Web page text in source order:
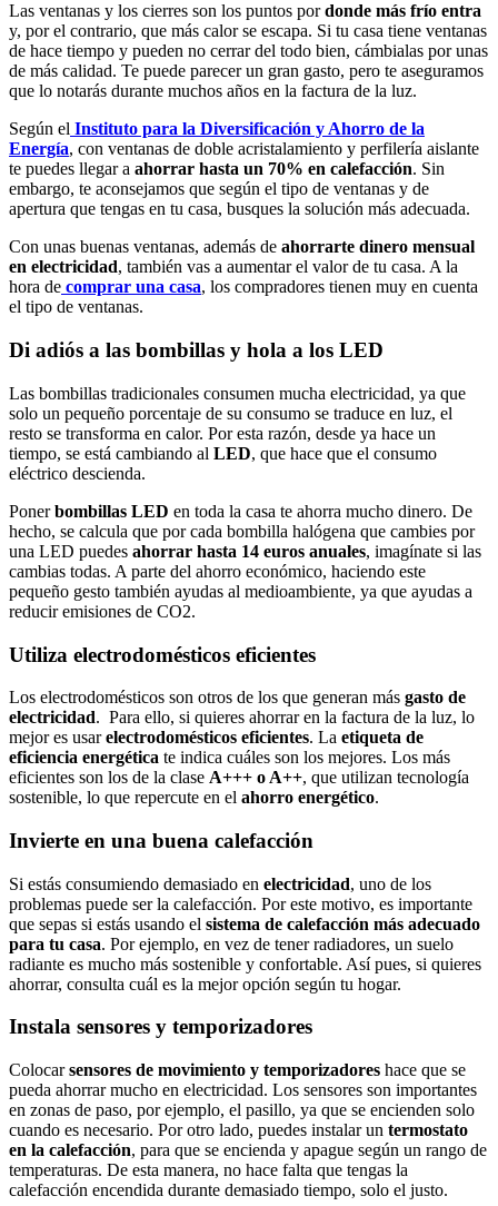
Las ventanas y los cierres son los puntos pordonde más frío entra
y, por el contrario, que más calor se escapa. Si tu casa tiene ventanas
de hace tiempo y pueden no cerrar del todo bien, cámbialas por unas
de más calidad. Te puede parecer un gran gasto, pero te aseguramos
que lo notarás durante muchos años en la factura de la luz.
Según el Instituto para la Diversificación y Ahorro de la
Energía, con ventanas de doble acristalamiento y perfilería aislante
te puedes llegar a ahorrar hasta un 70% en calefacción. Sin
embargo, te aconsejamos que según el tipo de ventanas y de
apertura que tengas en tu casa, busques la solución más adecuada.
Con unas buenas ventanas, además de ahorrarte dinero mensual
en electricidad, también vas a aumentar el valor de tu casa. A la
hora de comprar una casa, los compradores tienen muy en cuenta
el tipo de ventanas.
Di adiós a las bombillas y hola a los LED
Las bombillas tradicionales consumen mucha electricidad, ya que
solo un pequeño porcentaje de su consumo se traduce en luz, el
resto se transforma en calor. Por esta razón, desde ya hace un
tiempo, se está cambiando al LED, que hace que el consumo
eléctrico descienda.
Ponerbombillas LED en toda la casa te ahorra mucho dinero. De
hecho, se calcula que por cada bombilla halógena que cambies por
una LED puedes ahorrar hasta 14 euros anuales, imagínate si las
cambias todas. A parte del ahorro económico, haciendo este
pequeño gesto también ayudas al medioambiente, ya que ayudas a
reducir emisiones de CO2.
Utiliza electrodomésticos eficientes
Los electrodomésticos son otros de los que generan más gasto de
electricidad. Para ello, si quieres ahorrar en la factura de la luz, lo
mejor es usarelectrodomésticos eficientes. La etiqueta de
eficiencia energética te indica cuáles son los mejores. Los más
eficientes son los de la clase A+++ o A++, que utilizan tecnología
sostenible, lo que repercute en el ahorro energético.
Invierte en una buena calefacción
Si estás consumiendo demasiado en electricidad, uno de los
problemas puede ser la calefacción. Por este motivo, es importante
que sepas si estás usando el sistema de calefacción más adecuado
para tu casa. Por ejemplo, en vez de tener radiadores, un suelo
radiante es mucho más sostenible y confortable. Así pues, si quieres
ahorrar, consulta cuál es la mejor opción según tu hogar.
Instala sensores y temporizadores
Colocarsensores de movimiento y temporizadores hace que se
pueda ahorrar mucho en electricidad. Los sensores son importantes
en zonas de paso, por ejemplo, el pasillo, ya que se encienden solo
cuando es necesario. Por otro lado, puedes instalar un termostato
en la calefacción, para que se encienda y apague según un rango de
temperaturas. De esta manera, no hace falta que tengas la
calefacción encendida durante demasiado tiempo, solo el justo.